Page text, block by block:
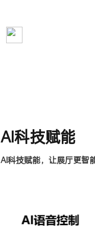
AI科技赋能
AI科技赋能，让展厅更智